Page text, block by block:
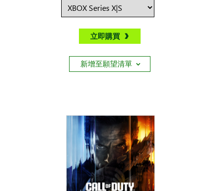
立即購買
新增至願望清單